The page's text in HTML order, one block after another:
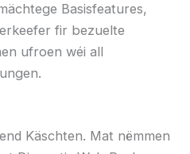
Basisfeatures,
fir bezuelte
ufroen wéi all
Käschten. Mat nëmmen